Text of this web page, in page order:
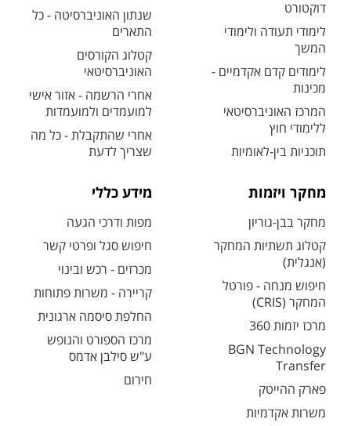
דוקטורט
לימודי תעודה ולימודי
המשך
לימודים קדם אקדמיים -
מכינות
המרכז האוניברסיטאי
ללימודי חוץ
תוכניות בין-לאומיות
שנתון האוניברסיטה - כל
התארים
קטלוג הקורסים
האוניברסיטאי
אחרי הרשמה - אזור אישי
למועמדים ולמועמדות
אחרי שהתקבלת - כל מה
שצריך לדעת
מחקר ויזמות
מחקר בבן-גוריון
קטלוג תשתיות המחקר
(אנגלית)
חיפוש מנחה - פורטל
המחקר (CRIS)
מרכז יזמות 360
BGN Technology
Transfer
פארק ההייטק
משרות אקדמיות
מידע כללי
מפות ודרכי הגעה
חיפוש סגל ופרטי קשר
מכרזים - רכש ובינוי
קריירה - משרות פתוחות
החלפת סיסמה ארגונית
מרכז הספורט והנופש
ע"ש סילבן אדמס
חירום